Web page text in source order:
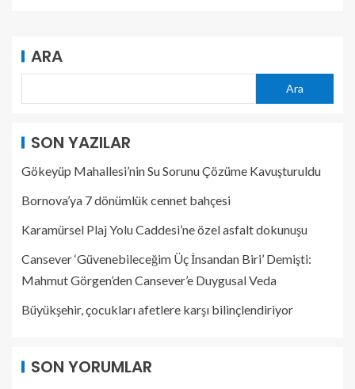
ARA
Ara
SON YAZILAR
Gökeyüp Mahallesi’nin Su Sorunu Çözüme Kavuşturuldu
Bornova’ya 7 dönümlük cennet bahçesi
Karamürsel Plaj Yolu Caddesi’ne özel asfalt dokunuşu
Cansever ‘Güvenebileceğim Üç İnsandan Biri’ Demişti:
Mahmut Görgen’den Cansever’e Duygusal Veda
Büyükşehir, çocukları afetlere karşı bilinçlendiriyor
SON YORUMLAR